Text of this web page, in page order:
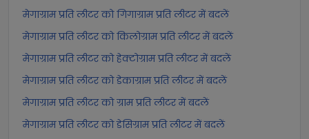
मेगाग्राम प्रति लीटर को गिगाग्राम प्रति लीटर में बदलें
मेगाग्राम प्रति लीटर को किलोग्राम प्रति लीटर में बदलें
मेगाग्राम प्रति लीटर को हेक्टोग्राम प्रति लीटर में बदलें
मेगाग्राम प्रति लीटर को डेकाग्राम प्रति लीटर में बदलें
मेगाग्राम प्रति लीटर को ग्राम प्रति लीटर में बदलें
मेगाग्राम प्रति लीटर को डेसिग्राम प्रति लीटर में बदलें